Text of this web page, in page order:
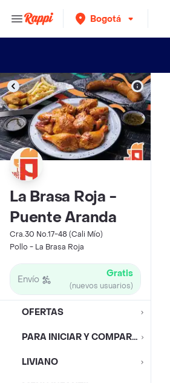
Bogotá
La Brasa Roja -
Puente Aranda
Cra.30 No.17-48 (Cali Mío)
Pollo - La Brasa Roja
Envío Gratis
(nuevos usuarios)
OFERTAS
PARA INICIAR Y COMPARTIR
LIVIANO